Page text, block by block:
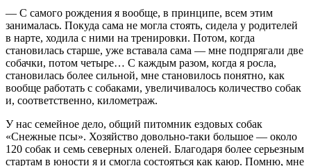
— С самого рождения я вообще, в принципе, всем этим
занималась. Покуда сама не могла стоять, сидела у родителей
в нарте, ходила с ними на тренировки. Потом, когда
становилась старше, уже вставала сама — мне подпрягали две
собачки, потом четыре… С каждым разом, когда я росла,
становилась более сильной, мне становилось понятно, как
вообще работать с собаками, увеличивалось количество собак
и, соответственно, километраж.
У нас семейное дело, общий питомник ездовых собак
«Снежные псы». Хозяйство довольно-таки большое — около
120 собак и семь северных оленей. Благодаря более серьезным
стартам в юности я и смогла состояться как каюр. Помню, мне